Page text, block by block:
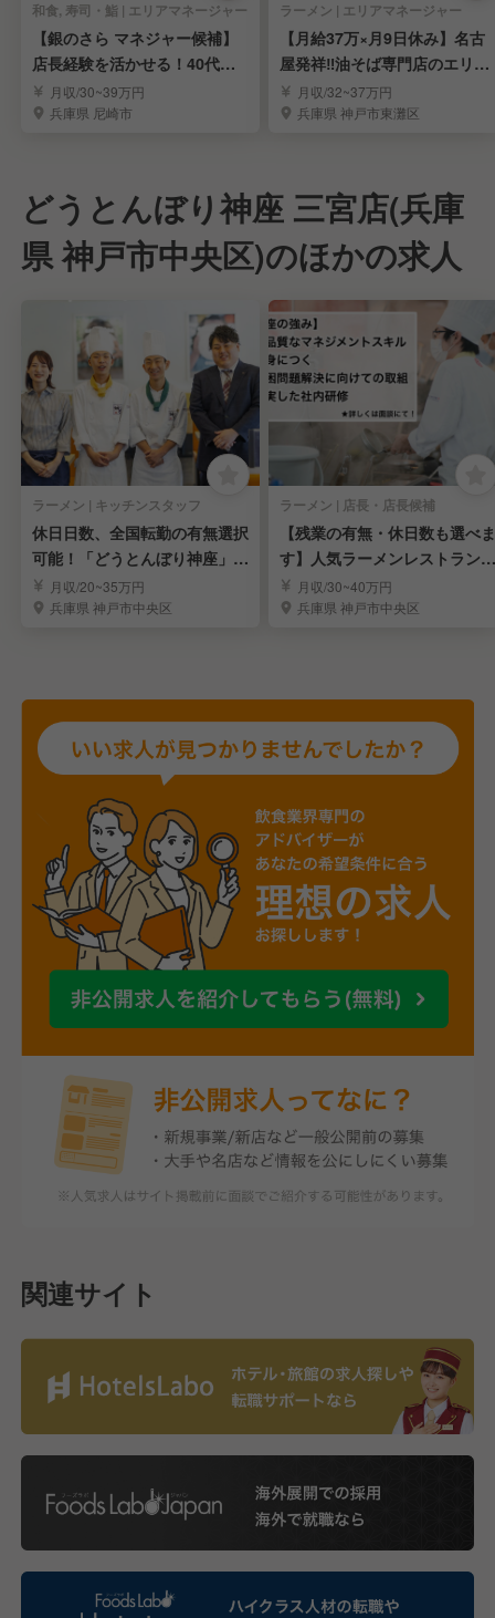
和食, 寿司・鮨 | エリアマネージャー
【銀のさら マネジャー候補】
店長経験を活かせる！40代積
極採用中
月収/30~39万円
兵庫県 尼崎市
ラーメン | エリアマネージャー
【月給37万×月9日休み】名古
屋発祥‼油そば専門店のエリア
マネージャー募集
月収/32~37万円
兵庫県 神戸市東灘区
どうとんぼり神座 三宮店(兵庫
県 神戸市中央区)のほかの求人
ラーメン | キッチンスタッフ
休日日数、全国転勤の有無選択
可能！「どうとんぼり神座」キ
ッチンスタッフ☆
月収/20~35万円
兵庫県 神戸市中央区
ラーメン | 店長・店長候補
【残業の有無・休日数も選べま
す】人気ラーメンレストランの
スタッフを募集！
月収/30~40万円
兵庫県 神戸市中央区
関連サイト